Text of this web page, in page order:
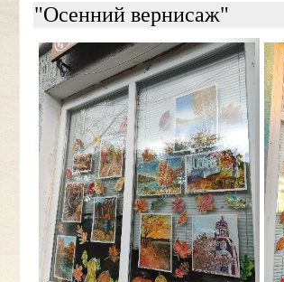
"Осенний вернисаж"